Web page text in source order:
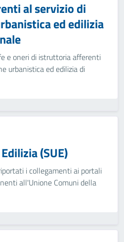
al servizio di
ed edilizia
e oneri di istruttoria afferenti
urbanistica ed edilizia di
(SUE)
i collegamenti ai portali
all'Unione Comuni della